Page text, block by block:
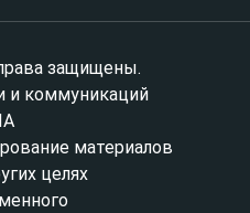
защищены.
и коммуникаций
материалов
целях